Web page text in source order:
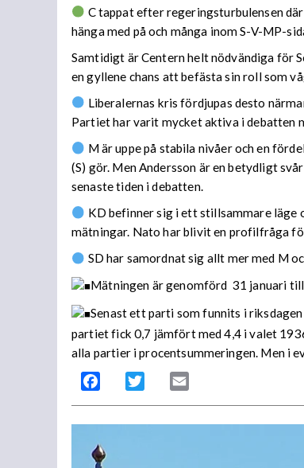
C tappat efter regeringsturbulensen
hänga med på och många inom S-V-MP-
Samtidigt är Centern helt nödvändiga för
en gyllene chans att befästa sin roll som
Liberalernas kris fördjupas desto
Partiet har varit mycket aktiva i debatten
M är uppe på stabila nivåer och en
(S) gör. Men Andersson är en betydligt
senaste tiden i debatten.
KD befinner sig i ett stillsammare läge
mätningar. Nato har blivit en profilfråga
SD har samordnat sig allt mer med M
Mätningen är genomförd 31 januari
Senast ett parti som funnits i
partiet fick 0,7 jämfört med 4,4 i valet
alla partier i procentsummeringen. Men i
Facebook Twitter